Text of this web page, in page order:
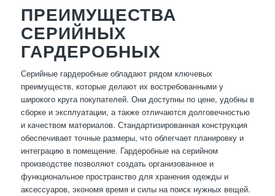
ПРЕИМУЩЕСТВА
СЕРИЙНЫХ
ГАРДЕРОБНЫХ
Серийные гардеробные обладают рядом ключевых
преимуществ, которые делают их востребованными у
широкого круга покупателей. Они доступны по цене, удобны в
сборке и эксплуатации, а также отличаются долговечностью
и качеством материалов. Стандартизированная конструкция
обеспечивает точные размеры, что облегчает планировку и
интеграцию в помещение. Гардеробные на серийном
производстве позволяют создать организованное и
функциональное пространство для хранения одежды и
аксессуаров, экономя время и силы на поиск нужных вещей.